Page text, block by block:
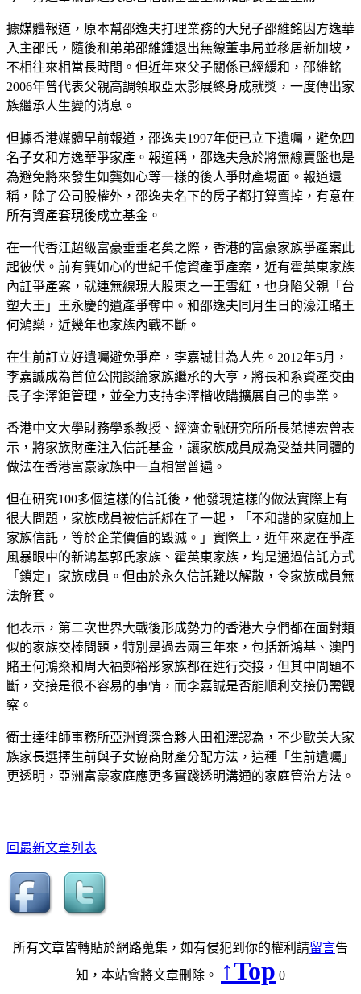
據媒體報道，原本幫邵逸夫打理業務的大兒子邵維銘因方逸華
入主邵氏，隨後和弟弟邵維鍾退出無線董事局並移居新加坡，
不相往來相當長時間。但近年來父子關係已經緩和，邵維銘
2006年曾代表父親高調領取亞太影展終身成就獎，一度傳出家
族繼承人生變的消息。
但據香港媒體早前報道，邵逸夫1997年便已立下遺囑，避免四
名子女和方逸華爭家產。報道稱，邵逸夫急於將無線賣盤也是
為避免將來發生如龔如心等一樣的後人爭財產場面。報道還
稱，除了公司股權外，邵逸夫名下的房子都打算賣掉，有意在
所有資產套現後成立基金。
在一代香江超級富豪垂垂老矣之際，香港的富豪家族爭產案此
起彼伏。前有龔如心的世紀千億資產爭產案，近有霍英東家族
內訌爭產案，就連無線現大股東之一王雪紅，也身陷父親「台
塑大王」王永慶的遺產爭奪中。和邵逸夫同月生日的濠江賭王
何鴻燊，近幾年也家族內戰不斷。
在生前訂立好遺囑避免爭產，李嘉誠甘為人先。2012年5月，
李嘉誠成為首位公開談論家族繼承的大亨，將長和系資產交由
長子李澤鉅管理，並全力支持李澤楷收購擴展自己的事業。
香港中文大學財務學系教授、經濟金融研究所所長范博宏曾表
示，將家族財產注入信託基金，讓家族成員成為受益共同體的
做法在香港富豪家族中一直相當普遍。
但在研究100多個這樣的信託後，他發現這樣的做法實際上有
很大問題，家族成員被信託綁在了一起，「不和諧的家庭加上
家族信託，等於企業價值的毀滅。」實際上，近年來處在爭產
風暴眼中的新鴻基郭氏家族、霍英東家族，均是通過信託方式
「鎖定」家族成員。但由於永久信託難以解散，令家族成員無
法解套。
他表示，第二次世界大戰後形成勢力的香港大亨們都在面對類
似的家族交棒問題，特別是過去兩三年來，包括新鴻基、澳門
賭王何鴻燊和周大福鄭裕彤家族都在進行交接，但其中問題不
斷，交接是很不容易的事情，而李嘉誠是否能順利交接仍需觀
察。
衛士達律師事務所亞洲資深合夥人田祖澤認為，不少歐美大家
族家長選擇生前與子女協商財產分配方法，這種「生前遺囑」
更透明，亞洲富豪家庭應更多實踐透明溝通的家庭管治方法。
回最新文章列表
所有文章皆轉貼於網路蒐集，如有侵犯到你的權利請留言告
知，本站會將文章刪除。
↑Top 0